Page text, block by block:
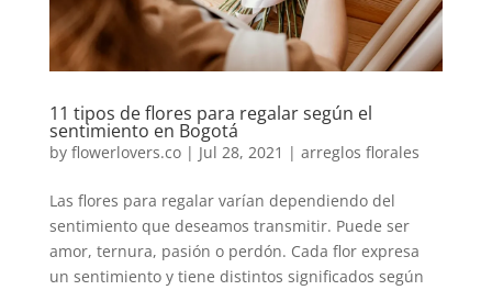
11 tipos de flores para regalar según el
sentimiento en Bogotá
by flowerlovers.co| Jul 28, 2021 | arreglos florales
Las flores para regalar varían dependiendo del
sentimiento que deseamos transmitir. Puede ser
amor, ternura, pasión o perdón. Cada flor expresa
un sentimiento y tiene distintos significados según